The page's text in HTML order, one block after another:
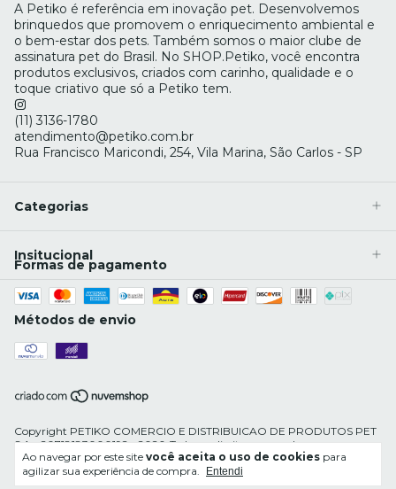
Ao navegar por este site você aceita o uso de cookies para
agilizar sua experiência de compra.
Entendi
A Petiko é referência em inovação pet. Desenvolvemos
brinquedos que promovem o enriquecimento ambiental e
o bem-estar dos pets. Também somos o maior clube de
assinatura pet do Brasil. No SHOP.Petiko, você encontra
produtos exclusivos, criados com carinho, qualidade e o
toque criativo que só a Petiko tem.
(11) 3136-1780
atendimento@petiko.com.br
Rua Francisco Maricondi, 254, Vila Marina, São Carlos - SP
Categorias
Insitucional
Formas de pagamento
Métodos de envio
Copyright PETIKO COMERCIO E DISTRIBUICAO DE PRODUTOS PET
S.A - 20718183000192 - 2026. Todos os direitos reservados.